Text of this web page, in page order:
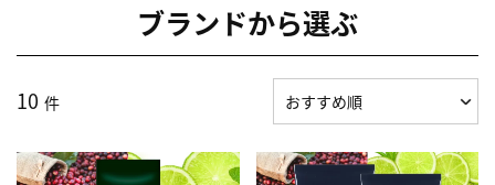
ブランドから選ぶ
10 件